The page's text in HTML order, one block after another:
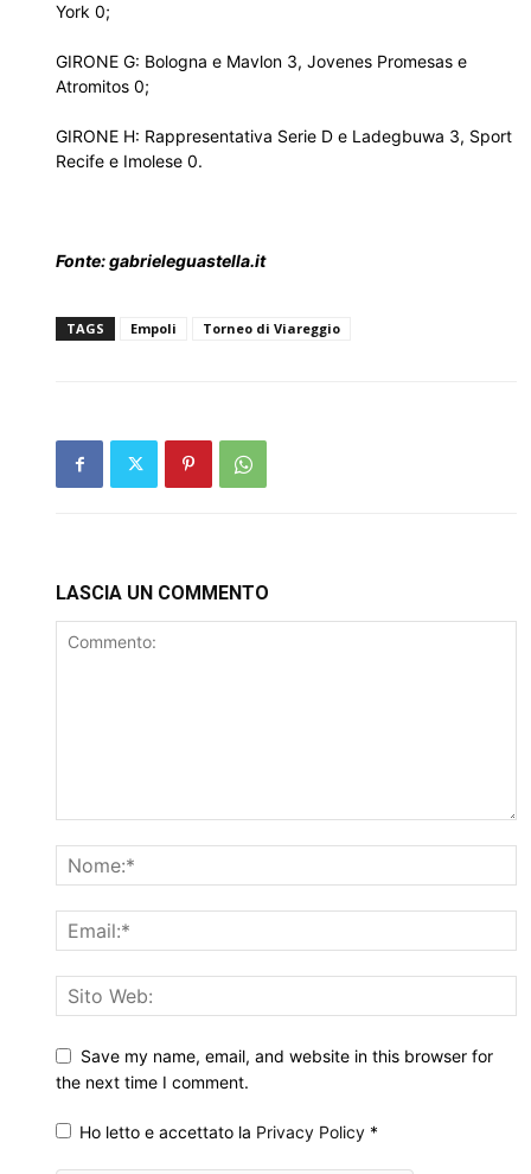
York 0;
GIRONE G: Bologna e Mavlon 3, Jovenes Promesas e
Atromitos 0;
GIRONE H: Rappresentativa Serie D e Ladegbuwa 3, Sport
Recife e Imolese 0.
Fonte: gabrieleguastella.it
TAGS Empoli Torneo di Viareggio
LASCIA UN COMMENTO
Save my name, email, and website in this browser for
the next time I comment.
Ho letto e accettato la Privacy Policy *